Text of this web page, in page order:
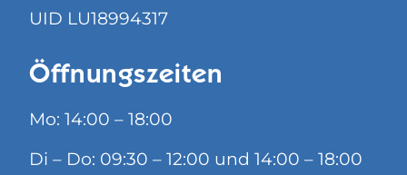
UID LU18994317
Öffnungszeiten
Mo: 14:00 – 18:00
Di – Do: 09:30 – 12:00 und 14:00 – 18:00